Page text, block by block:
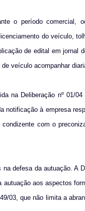
o período comercial,
do veículo,
de edital em jornal
veículo acompanhar
na Deliberação nº 01/
notificação à empresa
condizente com o
defesa da autuação. A
aos aspectos
03, que não limita a